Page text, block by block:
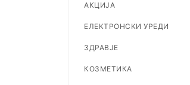
АКЦИЈА
ЕЛЕКТРОНСКИ УРЕДИ
ЗДРАВЈЕ
КОЗМЕТИКА